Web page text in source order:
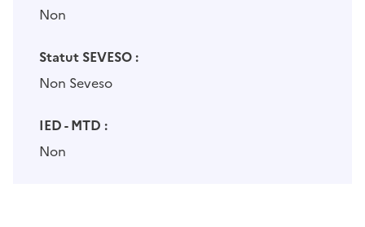
Non
Statut SEVESO :
Non Seveso
IED - MTD :
Non